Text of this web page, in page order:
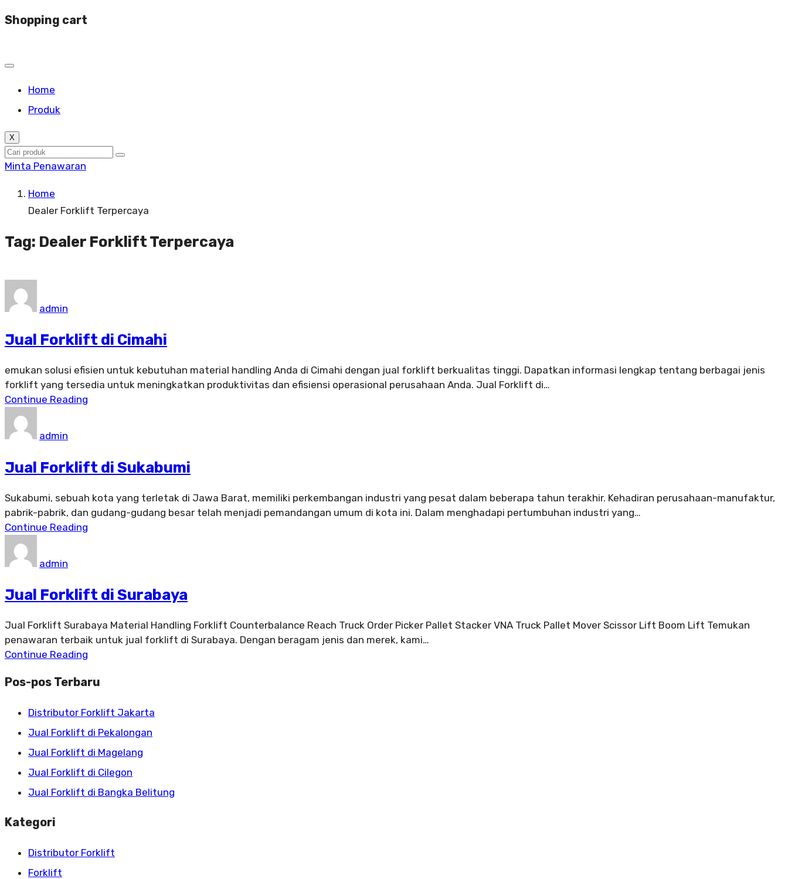
Shopping cart
Home
Produk
X
Minta Penawaran
Home
Dealer Forklift Terpercaya
Tag: Dealer Forklift Terpercaya
admin
Jual Forklift di Cimahi
emukan solusi efisien untuk kebutuhan material handling Anda di Cimahi dengan jual forklift berkualitas tinggi. Dapatkan informasi lengkap tentang berbagai jenis
forklift yang tersedia untuk meningkatkan produktivitas dan efisiensi operasional perusahaan Anda. Jual Forklift di…
Continue Reading
admin
Jual Forklift di Sukabumi
Sukabumi, sebuah kota yang terletak di Jawa Barat, memiliki perkembangan industri yang pesat dalam beberapa tahun terakhir. Kehadiran perusahaan-manufaktur,
pabrik-pabrik, dan gudang-gudang besar telah menjadi pemandangan umum di kota ini. Dalam menghadapi pertumbuhan industri yang…
Continue Reading
admin
Jual Forklift di Surabaya
Jual Forklift Surabaya Material Handling Forklift Counterbalance Reach Truck Order Picker Pallet Stacker VNA Truck Pallet Mover Scissor Lift Boom Lift Temukan
penawaran terbaik untuk jual forklift di Surabaya. Dengan beragam jenis dan merek, kami…
Continue Reading
Pos-pos Terbaru
Distributor Forklift Jakarta
Jual Forklift di Pekalongan
Jual Forklift di Magelang
Jual Forklift di Cilegon
Jual Forklift di Bangka Belitung
Kategori
Distributor Forklift
Forklift